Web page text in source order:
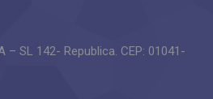
– SL 142- Republica. CEP: 01041-